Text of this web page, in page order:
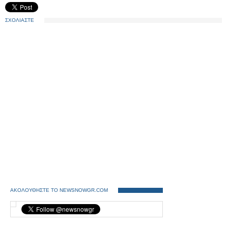
ΣΧΟΛΙΑΣΤΕ
ΑΚΟΛΟΥΘΗΣΤΕ ΤΟ NEWSNOWGR.COM